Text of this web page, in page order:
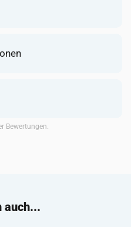
Bewertungen.
auch...